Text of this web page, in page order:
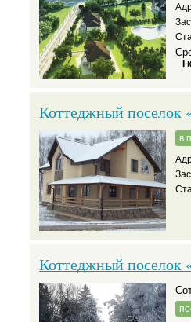
I
Коттеджный поселок
в
Коттеджный поселок